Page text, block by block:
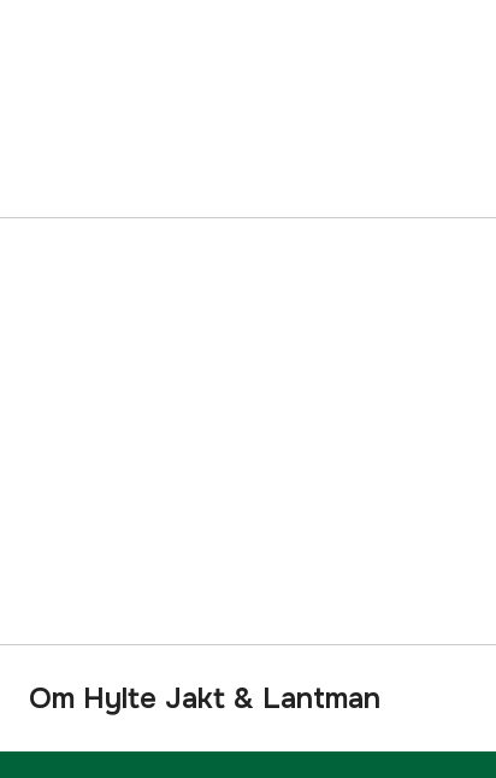
Om Hylte Jakt & Lantman